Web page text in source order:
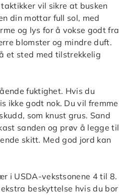
vil sikre at busken
din mottar full sol, med
og lys for å vokse godt fra
blomster og mindre duft.
et sted med tilstrekkelig
fuktighet. Hvis du
ikke godt nok. Du vil fremme
som knust grus. Sand
sanden og prøv å legge til
skitt. Med god jord kan
i USDA-vekstsonene 4 til 8.
beskyttelse hvis du bor